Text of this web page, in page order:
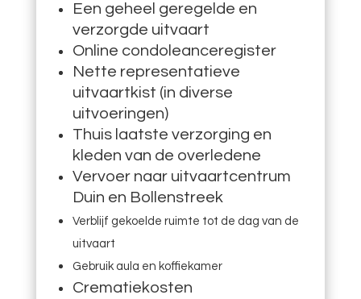
Een geheel geregelde en
verzorgde uitvaart
Online condoleanceregister
Nette representatieve
uitvaartkist (in diverse
uitvoeringen)
Thuis laatste verzorging en
kleden van de overledene
Vervoer naar uitvaartcentrum
Duin en Bollenstreek
Verblijf gekoelde ruimte tot de dag van de
uitvaart
Gebruik aula en koffiekamer
Crematiekosten